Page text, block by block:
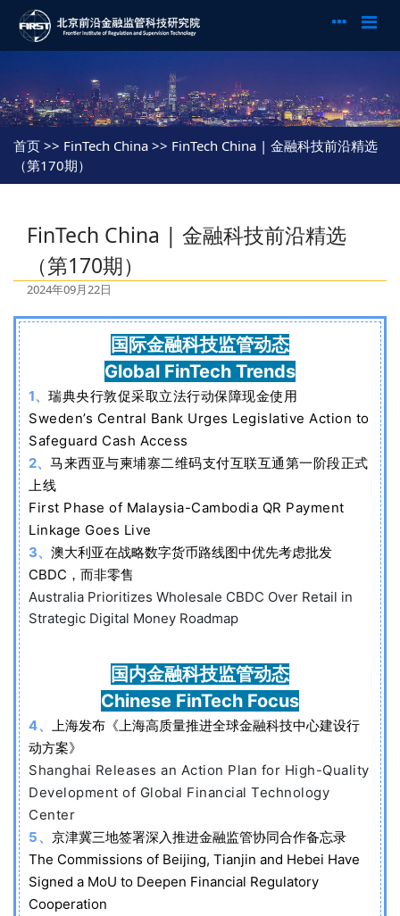
首页 >> FinTech China >> FinTech China | 金融科技前沿精选
（第170期）
FinTech China | 金融科技前沿精选
（第170期）
2024年09月22日
国际金融科技监管动态
Global FinTech Trends
1、 瑞典央行敦促采取立法行动保障现金使用
Sweden’s Central Bank Urges Legislative Action to
Safeguard Cash Access
2、 马来西亚与柬埔寨二维码支付互联互通第一阶段正式
上线
First Phase of Malaysia-Cambodia QR Payment
Linkage Goes Live
3、 澳大利亚在战略数字货币路线图中优先考虑批发
CBDC，而非零售
Australia Prioritizes Wholesale CBDC Over Retail in
Strategic Digital Money Roadmap
国内金融科技监管动态
Chinese FinTech Focus
4、上海发布《上海高质量推进全球金融科技中心建设行
动方案》
Shanghai Releases an Action Plan for High-Quality
Development of Global Financial Technology
Center
5、京津冀三地签署深入推进金融监管协同合作备忘录
The Commissions of Beijing, Tianjin and Hebei Have
Signed a MoU to Deepen Financial Regulatory
Cooperation